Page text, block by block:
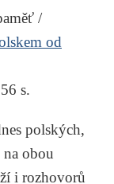
/
od
s.
polských,
obou
i rozhovorů